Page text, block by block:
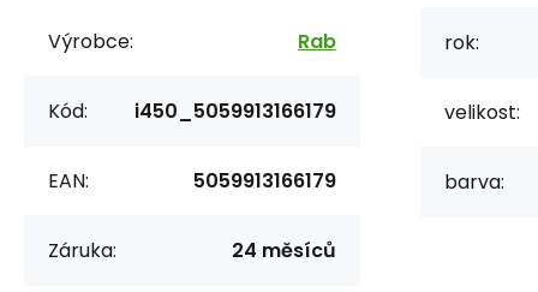
Výrobce: Rab
Kód: i450_5059913166179
EAN: 5059913166179
Záruka: 24 měsíců
rok:
velikost:
barva: